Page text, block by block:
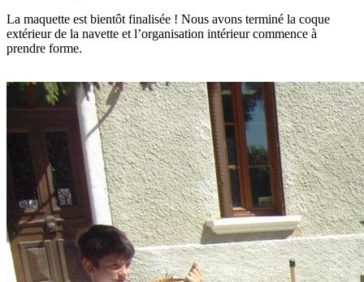
La maquette est bientôt finalisée ! Nous avons terminé la coque
extérieur de la navette et l’organisation intérieur commence à
prendre forme.